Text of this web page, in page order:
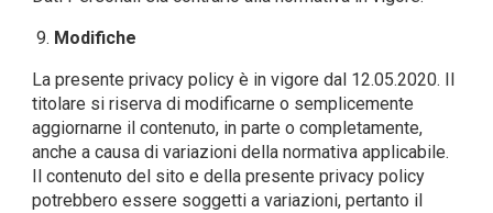
Modifiche
La presente privacy policy è in vigore dal 12.05.2020. Il
titolare si riserva di modificarne o semplicemente
aggiornarne il contenuto, in parte o completamente,
anche a causa di variazioni della normativa applicabile.
Il contenuto del sito e della presente privacy policy
potrebbero essere soggetti a variazioni, pertanto il